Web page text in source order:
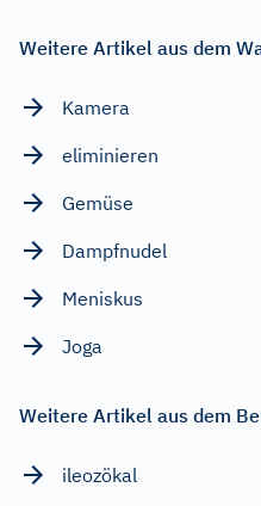
Weitere Artikel aus dem
Kamera
eliminieren
Gemüse
Dampfnudel
Meniskus
Joga
Weitere Artikel aus dem
ileozökal